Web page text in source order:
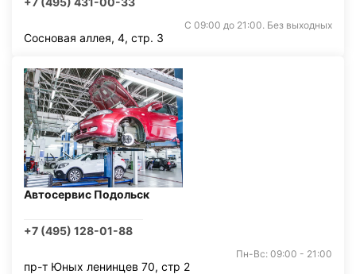
С 09:00 до 21:00. Без выходных
Сосновая аллея, 4, стр. 3
Автосервис Подольск
+7 (495) 128-01-88
Пн-Вс: 09:00 - 21:00
пр-т Юных ленинцев 70, стр 2